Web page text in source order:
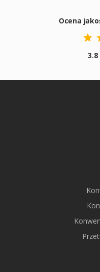
Ocena
3.8